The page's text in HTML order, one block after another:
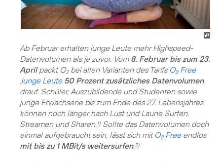
Ab Februar erhalten junge Leute mehr Highspeed-
Datenvolumen als je zuvor. Vom 8. Februar bis zum 23.
Aprilpackt O2bei allen Varianten des Tarifs O2Free
Junge Leute 50 Prozent zusätzliches Datenvolumen
drauf. Schüler, Auszubildende und Studenten sowie
junge Erwachsene bis zum Ende des 27. Lebensjahres
können noch länger nach Lust und Laune Surfen,
Streamen und Sharen.1) Sollte das Datenvolumen doch
einmal aufgebraucht sein, lässt sich mit O2Freeendlos
mit bis zu 1 MBit/s weitersurfen.2)